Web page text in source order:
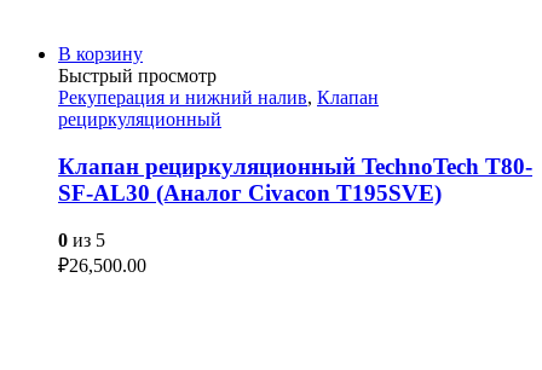
В корзину
Быстрый просмотр
Рекуперация и нижний налив, Клапан
рециркуляционный
Клапан рециркуляционный TechnoTech T80-
SF-AL30 (Аналог Civacon T195SVE)
0 из 5
₽26,500.00